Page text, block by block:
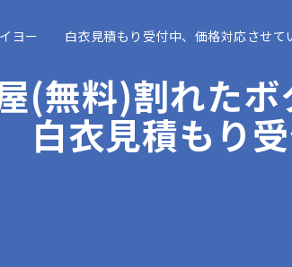
ヨー 白衣見積もり受付中、価格対応させてい
(無料)割れた
衣見積もり受